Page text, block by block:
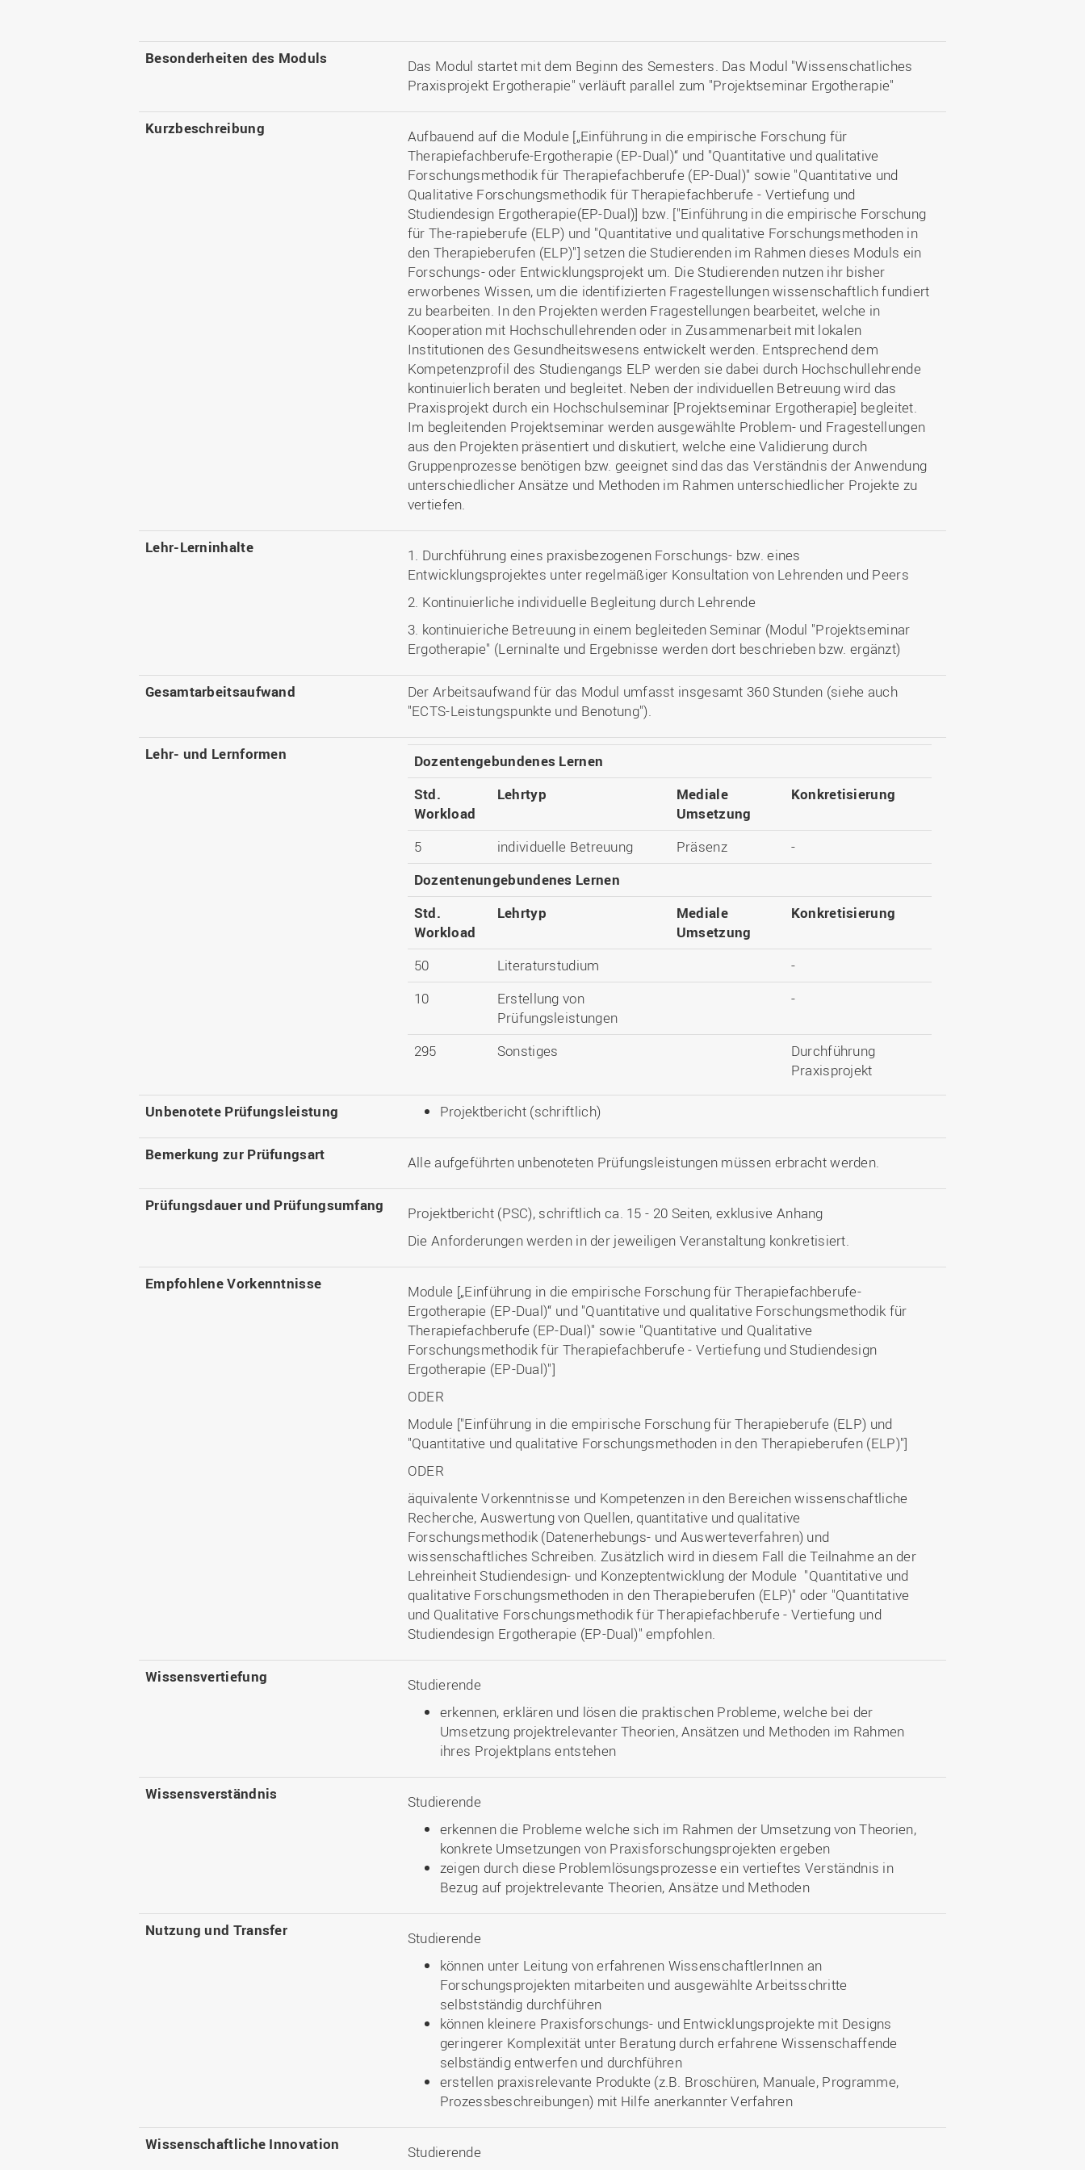
Besonderheiten des Moduls
Das Modul startet mit dem Beginn des Semesters. Das Modul "Wissenschatliches
Praxisprojekt Ergotherapie" verläuft parallel zum "Projektseminar Ergotherapie"
Kurzbeschreibung
Aufbauend auf die Module [„Einführung in die empirische Forschung für
Therapiefachberufe-Ergotherapie (EP-Dual)“ und "Quantitative und qualitative
Forschungsmethodik für Therapiefachberufe (EP-Dual)" sowie "Quantitative und
Qualitative Forschungsmethodik für Therapiefachberufe - Vertiefung und
Studiendesign Ergotherapie(EP-Dual)] bzw. ["Einführung in die empirische Forschung
für The-rapieberufe (ELP) und "Quantitative und qualitative Forschungsmethoden in
den Therapieberufen (ELP)"] setzen die Studierenden im Rahmen dieses Moduls ein
Forschungs- oder Entwicklungsprojekt um. Die Studierenden nutzen ihr bisher
erworbenes Wissen, um die identifizierten Fragestellungen wissenschaftlich fundiert
zu bearbeiten. In den Projekten werden Fragestellungen bearbeitet, welche in
Kooperation mit Hochschullehrenden oder in Zusammenarbeit mit lokalen
Institutionen des Gesundheitswesens entwickelt werden. Entsprechend dem
Kompetenzprofil des Studiengangs ELP werden sie dabei durch Hochschullehrende
kontinuierlich beraten und begleitet. Neben der individuellen Betreuung wird das
Praxisprojekt durch ein Hochschulseminar [Projektseminar Ergotherapie] begleitet.
Im begleitenden Projektseminar werden ausgewählte Problem- und Fragestellungen
aus den Projekten präsentiert und diskutiert, welche eine Validierung durch
Gruppenprozesse benötigen bzw. geeignet sind das das Verständnis der Anwendung
unterschiedlicher Ansätze und Methoden im Rahmen unterschiedlicher Projekte zu
vertiefen.
Lehr-Lerninhalte
1. Durchführung eines praxisbezogenen Forschungs- bzw. eines
Entwicklungsprojektes unter regelmäßiger Konsultation von Lehrenden und Peers
2. Kontinuierliche individuelle Begleitung durch Lehrende
3. kontinuieriche Betreuung in einem begleiteden Seminar (Modul "Projektseminar
Ergotherapie" (Lerninalte und Ergebnisse werden dort beschrieben bzw. ergänzt)
Gesamtarbeitsaufwand
Der Arbeitsaufwand für das Modul umfasst insgesamt 360 Stunden (siehe auch
"ECTS-Leistungspunkte und Benotung").
Lehr- und Lernformen
Dozentengebundenes Lernen
Std.
Workload
Lehrtyp
Mediale
Umsetzung
Konkretisierung
5 individuelle Betreuung Präsenz
-
Dozentenungebundenes Lernen
Std.
Workload
Lehrtyp
Mediale
Umsetzung
Konkretisierung
50 Literaturstudium
-
10
Erstellung von
Prüfungsleistungen
-
295 Sonstiges
Durchführung
Praxisprojekt
Unbenotete Prüfungsleistung Projektbericht (schriftlich)
Bemerkung zur Prüfungsart Alle aufgeführten unbenoteten Prüfungsleistungen müssen erbracht werden.
Prüfungsdauer und Prüfungsumfang
Projektbericht (PSC), schriftlich ca. 15 - 20 Seiten, exklusive Anhang
Die Anforderungen werden in der jeweiligen Veranstaltung konkretisiert.
Empfohlene Vorkenntnisse
Module [„Einführung in die empirische Forschung für Therapiefachberufe-
Ergotherapie (EP-Dual)“ und "Quantitative und qualitative Forschungsmethodik für
Therapiefachberufe (EP-Dual)" sowie "Quantitative und Qualitative
Forschungsmethodik für Therapiefachberufe - Vertiefung und Studiendesign
Ergotherapie (EP-Dual)"]
ODER
Module ["Einführung in die empirische Forschung für Therapieberufe (ELP) und
"Quantitative und qualitative Forschungsmethoden in den Therapieberufen (ELP)"]
ODER
äquivalente Vorkenntnisse und Kompetenzen in den Bereichen wissenschaftliche
Recherche, Auswertung von Quellen, quantitative und qualitative
Forschungsmethodik (Datenerhebungs- und Auswerteverfahren) und
wissenschaftliches Schreiben. Zusätzlich wird in diesem Fall die Teilnahme an der
Lehreinheit Studiendesign- und Konzeptentwicklung der Module "Quantitative und
qualitative Forschungsmethoden in den Therapieberufen (ELP)" oder "Quantitative
und Qualitative Forschungsmethodik für Therapiefachberufe - Vertiefung und
Studiendesign Ergotherapie (EP-Dual)" empfohlen.
Wissensvertiefung
Studierende
erkennen, erklären und lösen die praktischen Probleme, welche bei der
Umsetzung projektrelevanter Theorien, Ansätzen und Methoden im Rahmen
ihres Projektplans entstehen
Wissensverständnis
Studierende
erkennen die Probleme welche sich im Rahmen der Umsetzung von Theorien,
konkrete Umsetzungen von Praxisforschungsprojekten ergeben
zeigen durch diese Problemlösungsprozesse ein vertieftes Verständnis in
Bezug auf projektrelevante Theorien, Ansätze und Methoden
Nutzung und Transfer
Studierende
können unter Leitung von erfahrenen WissenschaftlerInnen an
Forschungsprojekten mitarbeiten und ausgewählte Arbeitsschritte
selbstständig durchführen
können kleinere Praxisforschungs- und Entwicklungsprojekte mit Designs
geringerer Komplexität unter Beratung durch erfahrene Wissenschaffende
selbständig entwerfen und durchführen
erstellen praxisrelevante Produkte (z.B. Broschüren, Manuale, Programme,
Prozessbeschreibungen) mit Hilfe anerkannter Verfahren
Wissenschaftliche Innovation Studierende